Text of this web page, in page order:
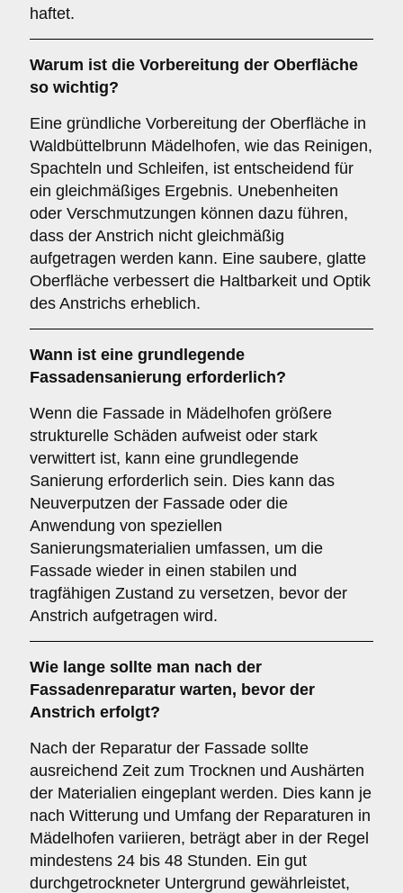
haftet.
Warum ist die Vorbereitung der Oberfläche
so wichtig?
Eine gründliche Vorbereitung der Oberfläche in
Waldbüttelbrunn Mädelhofen, wie das Reinigen,
Spachteln und Schleifen, ist entscheidend für
ein gleichmäßiges Ergebnis. Unebenheiten
oder Verschmutzungen können dazu führen,
dass der Anstrich nicht gleichmäßig
aufgetragen werden kann. Eine saubere, glatte
Oberfläche verbessert die Haltbarkeit und Optik
des Anstrichs erheblich.
Wann ist eine grundlegende
Fassadensanierung erforderlich?
Wenn die Fassade in Mädelhofen größere
strukturelle Schäden aufweist oder stark
verwittert ist, kann eine grundlegende
Sanierung erforderlich sein. Dies kann das
Neuverputzen der Fassade oder die
Anwendung von speziellen
Sanierungsmaterialien umfassen, um die
Fassade wieder in einen stabilen und
tragfähigen Zustand zu versetzen, bevor der
Anstrich aufgetragen wird.
Wie lange sollte man nach der
Fassadenreparatur warten, bevor der
Anstrich erfolgt?
Nach der Reparatur der Fassade sollte
ausreichend Zeit zum Trocknen und Aushärten
der Materialien eingeplant werden. Dies kann je
nach Witterung und Umfang der Reparaturen in
Mädelhofen variieren, beträgt aber in der Regel
mindestens 24 bis 48 Stunden. Ein gut
durchgetrockneter Untergrund gewährleistet,